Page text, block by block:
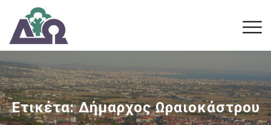
Ετικέτα:Δήμαρχος Ωραιοκάστρου